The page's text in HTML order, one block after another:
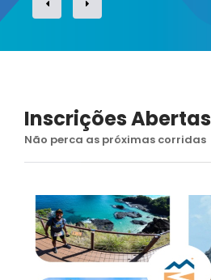
Inscrições Abertas
Não perca as próximas corridas